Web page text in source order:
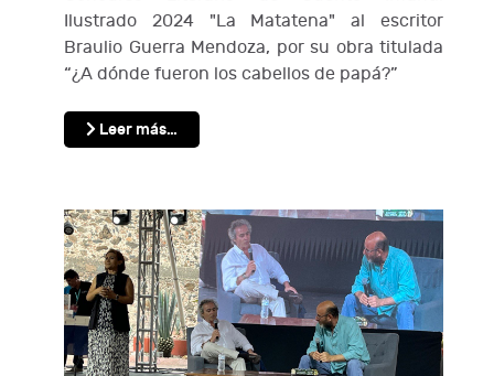
Ilustrado 2024 "La Matatena" al escritor
Braulio Guerra Mendoza, por su obra titulada
“¿A dónde fueron los cabellos de papá?”
Leer más…